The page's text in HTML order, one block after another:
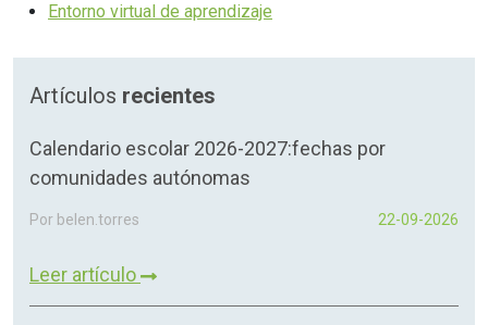
Entorno virtual de aprendizaje
Artículos recientes
Calendario escolar 2026-2027:fechas por
comunidades autónomas
Por belen.torres 22-09-2026
Leer artículo